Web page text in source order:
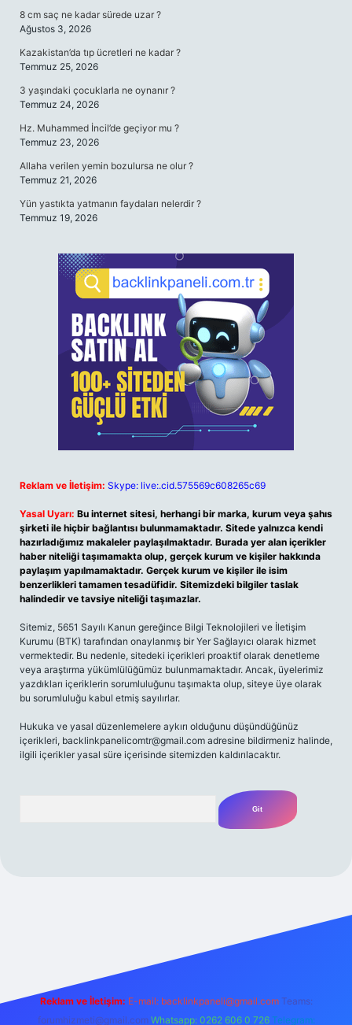
8 cm saç ne kadar sürede uzar ?
Ağustos 3, 2026
Kazakistan’da tıp ücretleri ne kadar ?
Temmuz 25, 2026
3 yaşındaki çocuklarla ne oynanır ?
Temmuz 24, 2026
Hz. Muhammed İncil’de geçiyor mu ?
Temmuz 23, 2026
Allaha verilen yemin bozulursa ne olur ?
Temmuz 21, 2026
Yün yastıkta yatmanın faydaları nelerdir ?
Temmuz 19, 2026
Reklam ve İletişim: Skype: live:.cid.575569c608265c69
Yasal Uyarı: Bu internet sitesi, herhangi bir marka, kurum veya şahıs
şirketi ile hiçbir bağlantısı bulunmamaktadır. Sitede yalnızca kendi
hazırladığımız makaleler paylaşılmaktadır. Burada yer alan içerikler
haber niteliği taşımamakta olup, gerçek kurum ve kişiler hakkında
paylaşım yapılmamaktadır. Gerçek kurum ve kişiler ile isim
benzerlikleri tamamen tesadüfidir. Sitemizdeki bilgiler taslak
halindedir ve tavsiye niteliği taşımazlar.
Sitemiz, 5651 Sayılı Kanun gereğince Bilgi Teknolojileri ve İletişim
Kurumu (BTK) tarafından onaylanmış bir Yer Sağlayıcı olarak hizmet
vermektedir. Bu nedenle, sitedeki içerikleri proaktif olarak denetleme
veya araştırma yükümlülüğümüz bulunmamaktadır. Ancak, üyelerimiz
yazdıkları içeriklerin sorumluluğunu taşımakta olup, siteye üye olarak
bu sorumluluğu kabul etmiş sayılırlar.
Hukuka ve yasal düzenlemelere aykırı olduğunu düşündüğünüz
içerikleri, backlinkpanelicomtr@gmail.com adresine bildirmeniz halinde,
ilgili içerikler yasal süre içerisinde sitemizden kaldırılacaktır.
Reklam ve İletişim: E-mail: backlinkpaneli@gmail.com Teams:
forumhizmeti@gmail.com Whatsapp: 0262 606 0 726 Telegram: